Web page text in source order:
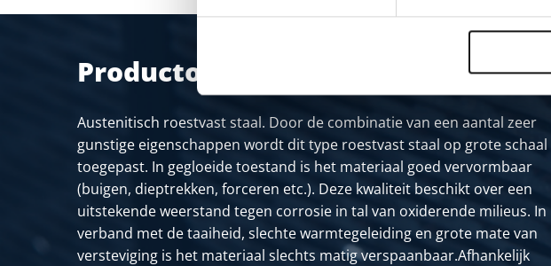
Productomschrijving
Austenitisch roestvast staal. Door de combinatie van een aantal zeer
gunstige eigenschappen wordt dit type roestvast staal op grote schaal
toegepast. In gegloeide toestand is het materiaal goed vervormbaar
(buigen, dieptrekken, forceren etc.). Deze kwaliteit beschikt over een
uitstekende weerstand tegen corrosie in tal van oxiderende milieus. In
verband met de taaiheid, slechte warmtegeleiding en grote mate van
versteviging is het materiaal slechts matig verspaanbaar.Afhankelijk